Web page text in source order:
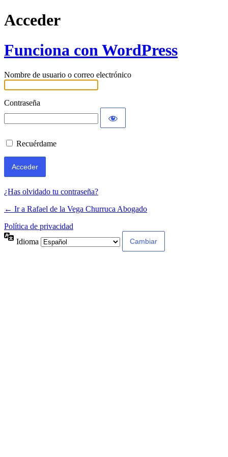
Acceder
Funciona con WordPress
Nombre de usuario o correo electrónico
Contraseña
Recuérdame
¿Has olvidado tu contraseña?
← Ir a Rafael de la Vega Churruca Abogado
Política de privacidad
Idioma